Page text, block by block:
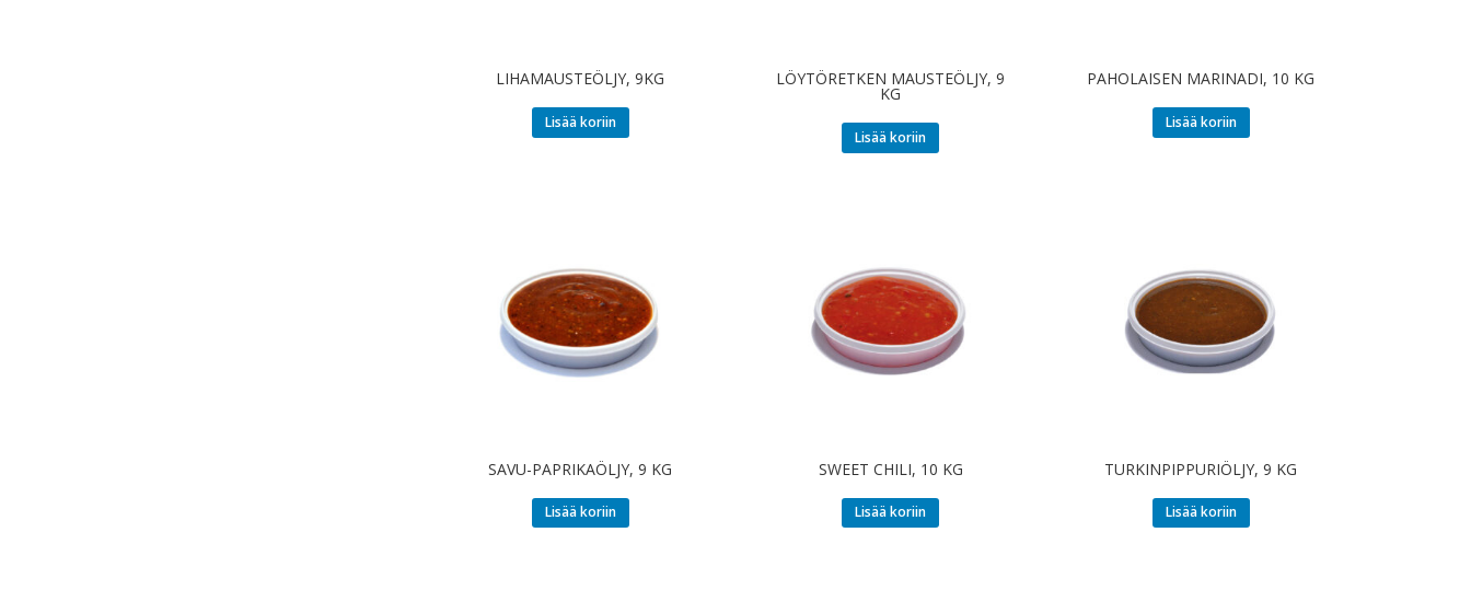
LIHAMAUSTEÖLJY, 9KG
Lisää koriin
LÖYTÖRETKEN MAUSTEÖLJY, 9
KG
Lisää koriin
PAHOLAISEN MARINADI, 10 KG
Lisää koriin
SAVU-PAPRIKAÖLJY, 9 KG
Lisää koriin
SWEET CHILI, 10 KG
Lisää koriin
TURKINPIPPURIÖLJY, 9 KG
Lisää koriin